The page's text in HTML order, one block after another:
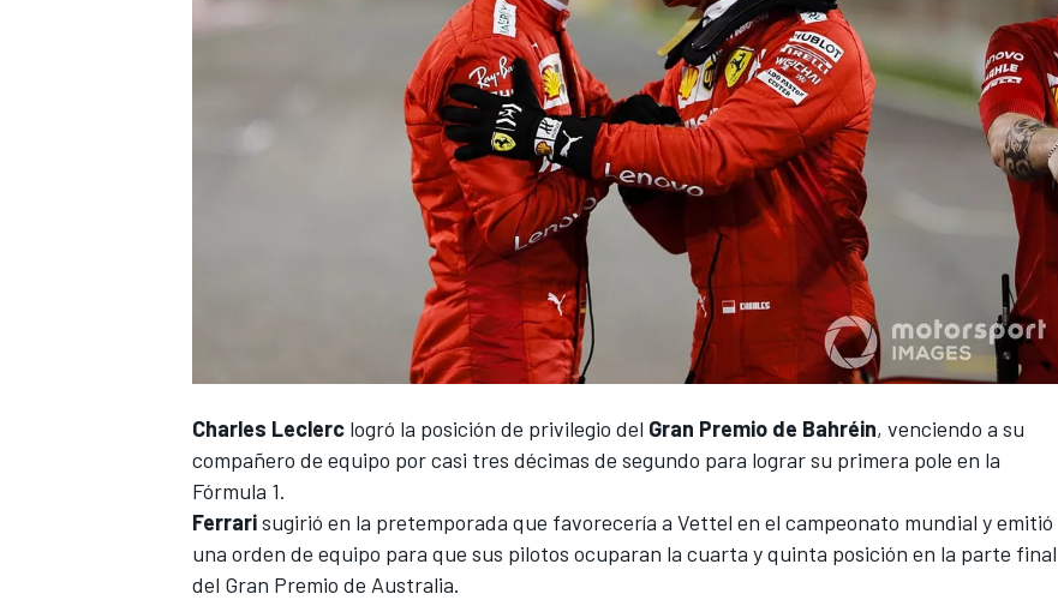
Charles Leclerc logró la posición de privilegio del Gran Premio de Bahréin, venciendo a su
compañero de equipo por casi tres décimas de segundo para lograr su primera pole en la
Fórmula 1.
Ferrarisugirió en la pretemporada que favorecería a Vettel en el campeonato mundial y emitió
una orden de equipo para que sus pilotos ocuparan la cuarta y quinta posición en la parte final
del Gran Premio de Australia.